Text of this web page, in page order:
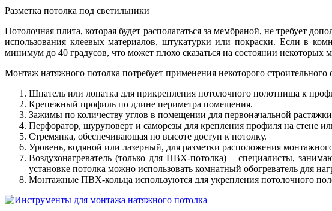
Разметка потолка под светильники
Потолочная плита, которая будет располагаться за мембраной, не требует
использования клеевых материалов, штукатурки или покраски. Если в
минимум до 40 градусов, что может плохо сказаться на состоянии некоторых
Монтаж натяжного потолка потребует применения некоторого строительного
Шпатель или лопатка для прикрепления потолочного полотнища к
Крепежный профиль по длине периметра помещения.
Зажимы по количеству углов в помещении для первоначальной
Перфоратор, шуруповерт и саморезы для крепления профиля на стене
Стремянка, обеспечивающая по высоте доступ к потолку.
Уровень, водяной или лазерный, для разметки расположения
Воздухонагреватель (только для ПВХ-потолка) – специалисты,
установке потолка можно использовать комнатный обогреватель для
Монтажные ПВХ-кольца используются для укрепления потолочного